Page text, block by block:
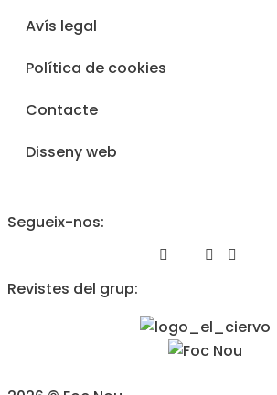
Avís legal
Política de cookies
Contacte
Disseny web
Segueix-nos:
Revistes del grup: